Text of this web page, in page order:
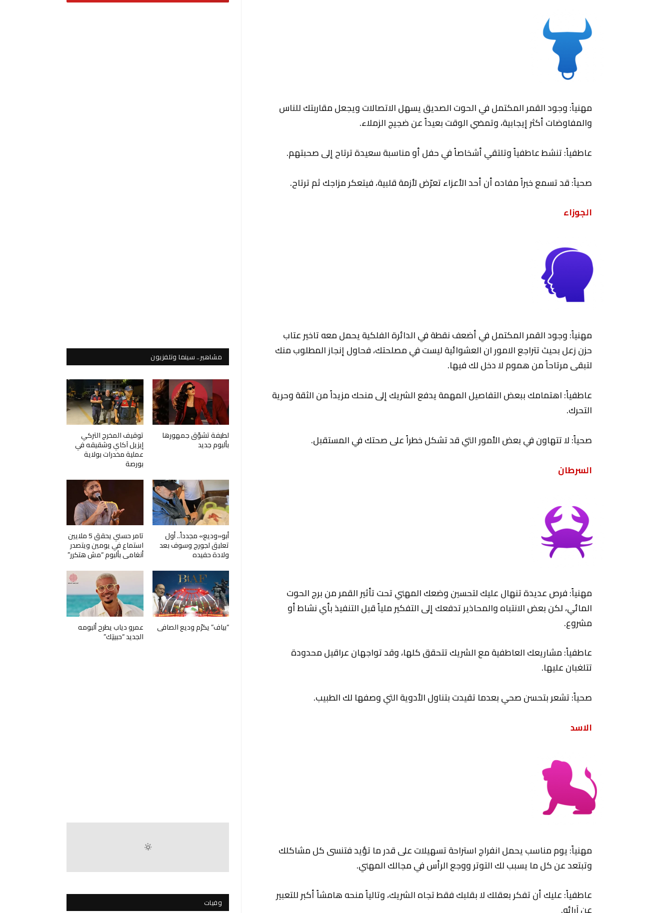
مهنياً: وجود القمر المكتمل في الحوت الصديق يسهل الاتصالات ويجعل مقاربتك للناس
والمفاوضات أكثر إيجابية، وتمضي الوقت بعيداً عن ضجيج الزملاء.
عاطفياً: تنشط عاطفياً وتلتقي أشخاصاً في حفل أو مناسبة سعيدة ترتاح إلى صحبتهم.
صحياً: قد تسمع خبراً مفاده أن أحد الأعزاء تعرّض لأزمة قلبية، فيتعكر مزاجك ثم ترتاح.
الجوزاء
مهنياً: وجود القمر المكتمل في أضعف نقطة في الدائرة الفلكية يحمل معه تاخير عتاب
حزن زعل بحيث تتراجع الامور ان العشوائية ليست في مصلحتك، فحاول إنجاز المطلوب منك
لتبقى مرتاحاً من هموم لا دخل لك فيها.
عاطفياً: اهتمامك ببعض التفاصيل المهمة يدفع الشريك إلى منحك مزيداً من الثقة وحرية
التحرك.
صحياً: لا تتهاون في بعض الأمور التي قد تشكل خطراً على صحتك في المستقبل.
السرطان
مهنياً: فرص عديدة تنهال عليك لتحسين وضعك المهني تحت تأثير القمر من برج الحوت
المائي، لكن بعض الانتباه والمحاذير تدفعك إلى التفكير ملياً قبل التنفيذ بأي نشاط أو
مشروع.
عاطفياً: مشاريعك العاطفية مع الشريك تتحقق كلها، وقد تواجهان عراقيل محدودة
تتلغبان عليها.
صحياً: تشعر بتحسن صحي بعدما تقيدت بتناول الأدوية التي وصفها لك الطبيب.
الاسد
مهنياً: يوم مناسب يحمل انفراج استراحة تسهيلات على قدر ما تؤيد فتنسى كل مشاكلك
وتبتعد عن كل ما يسبب لك التوتر ووجع الرأس في مجالك المهني.
عاطفياً: عليك أن تفكر بعقلك لا بقلبك فقط تجاه الشريك، وتالياً منحه هامشاً أكبر للتعبير
مشاهير.. سينما وتلفزيون
لطيفة تشوّق جمهورها
بألبوم جديد
توقيف المخرج التركي
إيزيل آكاي وشقيقه في
عملية مخدرات بولاية
بورصة
أبو«وديع» مجدداً.. أول
تعليق لجورج وسوف بعد
ولادة حفيده
تامر حسني يحقق 5 ملايين
استماع في يومين ويتصدر
أنغامي بألبوم “مش هتكرر”
“بياف” يكرّم وديع الصافي عمرو دياب يطرح ألبومه
الجديد “حبيتِك”
وفيات